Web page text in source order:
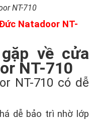
NT-710
Natadoor NT-
về cửa
NT-710
NT-710 có dễ
dễ bảo trì nhờ lớp